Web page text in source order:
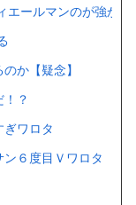
エールマンのが強かっ
か【疑念】
！？
ワロタ
ン６度目Ｖワロタ